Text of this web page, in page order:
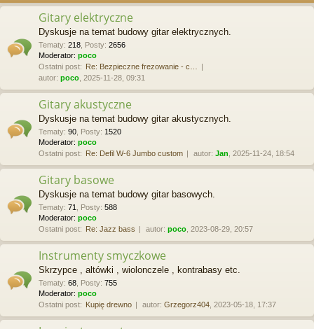
Gitary elektryczne
Dyskusje na temat budowy gitar elektrycznych.
Tematy: 218 Posty: 2656
Moderator: poco
Ostatni post: Re: Bezpieczne frezowanie - c…
autor: poco , 2025-11-28, 09:31
Gitary akustyczne
Dyskusje na temat budowy gitar akustycznych.
Tematy: 90 Posty: 1520
Moderator: poco
Ostatni post: Re: Defil W-6 Jumbo custom autor: Jan , 2025-11-24, 18:54
Gitary basowe
Dyskusje na temat budowy gitar basowych.
Tematy: 71 Posty: 588
Moderator: poco
Ostatni post: Re: Jazz bass autor: poco , 2023-08-29, 20:57
Instrumenty smyczkowe
Skrzypce , altówki , wiolonczele , kontrabasy etc.
Tematy: 68 Posty: 755
Moderator: poco
Ostatni post: Kupię drewno autor: Grzegorz404 , 2023-05-18, 17:37